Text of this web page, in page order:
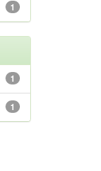
1
1
1